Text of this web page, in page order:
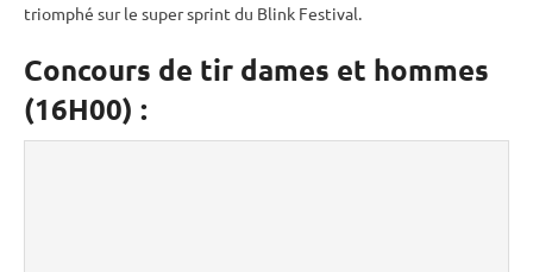
triomphé sur le supersprint du Blink Festival.
Concours de tir dames et hommes
(16H00) :